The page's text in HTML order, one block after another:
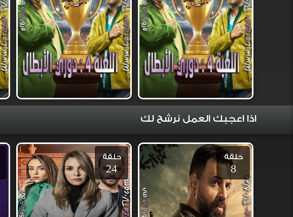
اذا اعجبك العمل نرشح لك
حلقة
8
حلقة
24